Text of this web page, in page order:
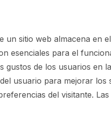
un sitio web almacena en
esenciales para el
de los usuarios en
usuario para mejorar los
del visitante.